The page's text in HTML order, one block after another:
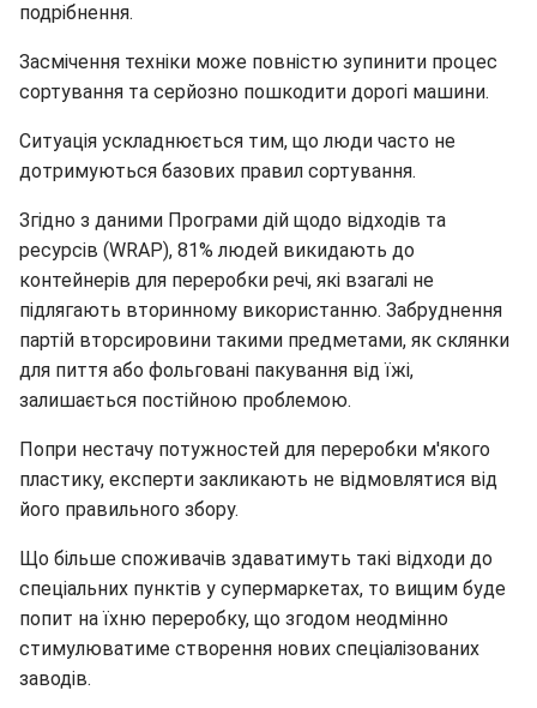
подрібнення.
Засмічення техніки може повністю зупинити процес
сортування та серйозно пошкодити дорогі машини.
Ситуація ускладнюється тим, що люди часто не
дотримуються базових правил сортування.
Згідно з даними Програми дій щодо відходів та
ресурсів (WRAP), 81% людей викидають до
контейнерів для переробки речі, які взагалі не
підлягають вторинному використанню. Забруднення
партій вторсировини такими предметами, як склянки
для пиття або фольговані пакування від їжі,
залишається постійною проблемою.
Попри нестачу потужностей для переробки м'якого
пластику, експерти закликають не відмовлятися від
його правильного збору.
Що більше споживачів здаватимуть такі відходи до
спеціальних пунктів у супермаркетах, то вищим буде
попит на їхню переробку, що згодом неодмінно
стимулюватиме створення нових спеціалізованих
заводів.